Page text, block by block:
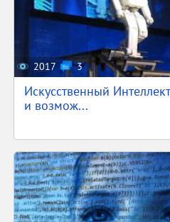
2017 3
Искусственный
и возмож...